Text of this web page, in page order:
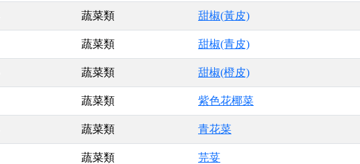
蔬菜類 甜椒(黃皮)
蔬菜類 甜椒(青皮)
蔬菜類 甜椒(橙皮)
蔬菜類 紫色花椰菜
蔬菜類 青花菜
蔬菜類 芫荽